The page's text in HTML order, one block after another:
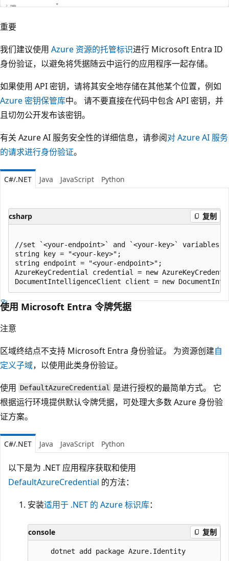
重要
我们建议使用 Azure 资源的托管标识进行 Microsoft Entra ID
身份验证，以避免将凭据随云中运行的应用程序一起存储。
如果使用 API 密钥，请将其安全地存储在其他某个位置，例如
Azure 密钥保管库中。 请不要直接在代码中包含 API 密钥，并
且切勿公开发布该密钥。
有关 Azure AI 服务安全性的详细信息，请参阅对 Azure AI 服务
的请求进行身份验证。
C#/.NET Java JavaScript Python
csharp 复制
//set `<your-endpoint>` and `<your-key>` variables
string key = "<your-key>";
string endpoint = "<your-endpoint>";
AzureKeyCredential credential = new
使用 Microsoft Entra 令牌凭据
注意
区域终结点不支持 Microsoft Entra 身份验证。 为资源创建自
定义子域，以使用此类身份验证。
使用 DefaultAzureCredential 是进行授权的最简单方式。 它
根据运行环境提供默认令牌凭据，可处理大多数 Azure 身份验
证方案。
C#/.NET Java JavaScript Python
以下是为 .NET 应用程序获取和使用
DefaultAzureCredential 的方法：
安装适用于 .NET 的 Azure 标识库：
console 复制